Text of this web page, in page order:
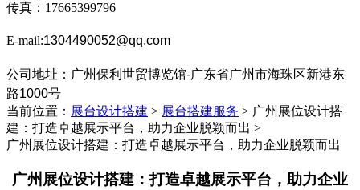
传真：17665399796
E-mail:1304490052@qq.com
公司地址： ‌广州保利世贸博览馆-广东省广州市海珠区新港东
路1000号
当前位置： 展台设计搭建 > 展台搭建服务 > 广州展位设计搭
建：打造卓越展示平台，助力企业脱颖而出 >
广州展位设计搭建：打造卓越展示平台，助力企业脱颖而出
广州展位设计搭建：打造卓越展示平台，助力企业